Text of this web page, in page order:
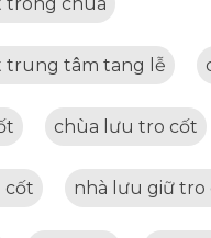
trong chùa
trung tâm tang lễ
chùa lưu tro cốt
cốt nhà lưu giữ tro